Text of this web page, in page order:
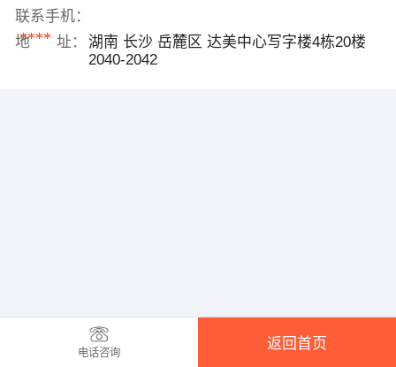
联系手机：
****
地 址：
湖南 长沙 岳麓区 达美中心写字楼4栋20楼
2040-2042
电话咨询
返回首页